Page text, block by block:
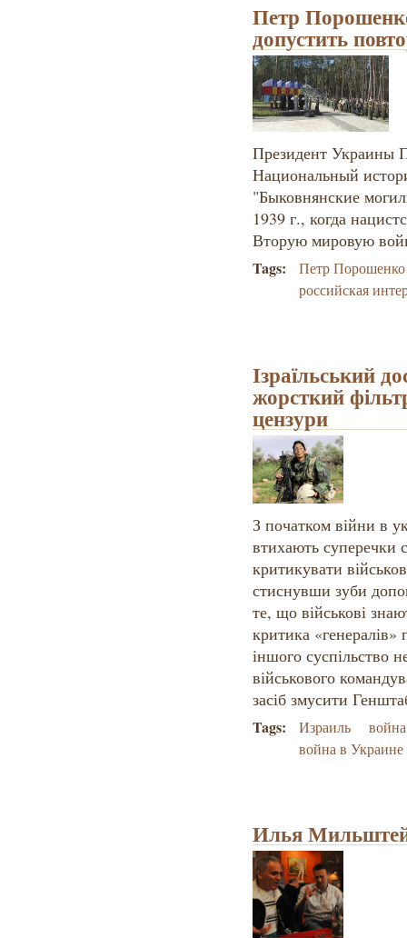
Петр
допустить
Президент Украины
Национальный
"Быковнянские
1939 г., когда
Вторую мировую
Tags:
Петр Порошенко
российская
Ізраїльський
жорсткий
цензури
З початком війни в
втихають суперечки
критикувати
стиснувши зуби
те, що військові
критика
іншого суспільство
військового
засіб змусити
Tags: Израиль
война
война в Украине
Илья